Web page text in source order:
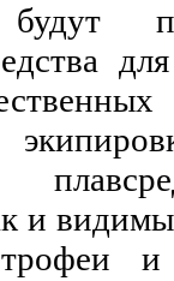
и
и